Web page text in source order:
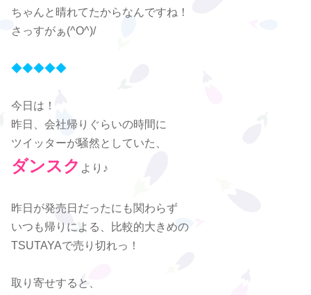
ちゃんと晴れてたからなんですね！
さっすがぁ(^O^)/
◆◆◆◆◆
今日は！
昨日、会社帰りぐらいの時間に
ツイッターが騒然としていた、
ダンスク より♪
昨日が発売日だったにも関わらず
いつも帰りによる、比較的大きめの
TSUTAYAで売り切れっ！
取り寄せすると、